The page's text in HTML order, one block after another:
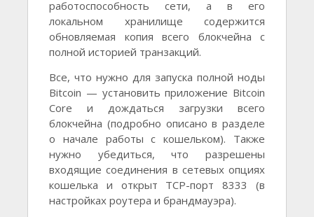
работоспособность сети, а в его
локальном хранилище содержится
обновляемая копия всего блокчейна с
полной историей транзакций.
Все, что нужно для запуска полной ноды
Bitcoin — установить приложение Bitcoin
Core и дождаться загрузки всего
блокчейна (подробно описано в разделе
о начале работы с кошельком). Также
нужно убедиться, что разрешены
входящие соединения в сетевых опциях
кошелька и открыт TCP-порт 8333 (в
настройках роутера и брандмауэра).